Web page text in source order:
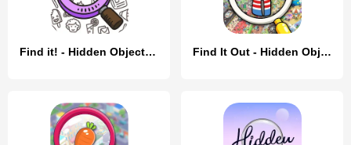
Find it! - Hidden Object Games Find It Out - Hidden Object